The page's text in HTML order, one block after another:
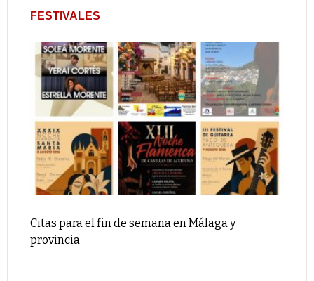
FESTIVALES
Citas para el fin de semana en Málaga y
provincia